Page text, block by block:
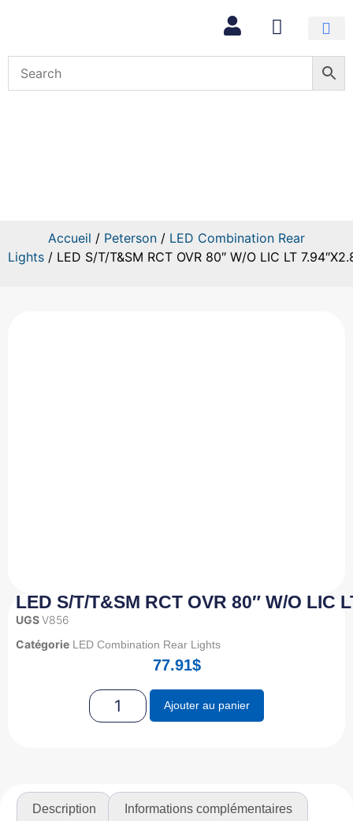
Accueil / Peterson / LED Combination Rear
Lights / LED S/T/T&SM RCT OVR 80″ W/O LIC LT
LED S/T/T&SM RCT OVR 80″ W/O LIC
UGSV856
Catégorie LED Combination Rear Lights
77.91$
Ajouter au panier
Description Informations complémentaires